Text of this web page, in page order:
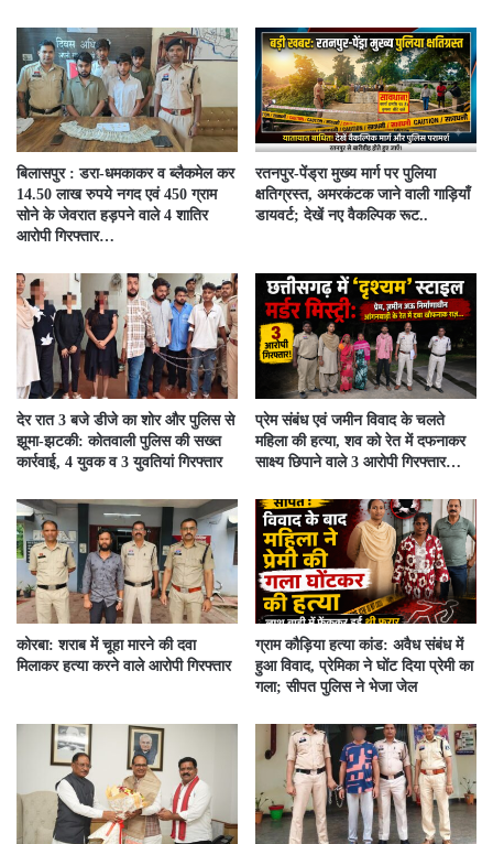
बिलासपुर : डरा-धमकाकर व ब्लैकमेल कर
14.50 लाख रुपये नगद एवं 450 ग्राम
सोने के जेवरात हड़पने वाले 4 शातिर
आरोपी गिरफ्तार…
रतनपुर-पेंड्रा मुख्य मार्ग पर पुलिया
क्षतिग्रस्त, अमरकंटक जाने वाली गाड़ियाँ
डायवर्ट; देखें नए वैकल्पिक रूट..
देर रात 3 बजे डीजे का शोर और पुलिस से
झूमा-झटकी: कोतवाली पुलिस की सख्त
कार्रवाई, 4 युवक व 3 युवतियां गिरफ्तार
प्रेम संबंध एवं जमीन विवाद के चलते
महिला की हत्या, शव को रेत में दफनाकर
साक्ष्य छिपाने वाले 3 आरोपी गिरफ्तार…
कोरबा: शराब में चूहा मारने की दवा
मिलाकर हत्या करने वाले आरोपी गिरफ्तार
ग्राम कौड़िया हत्या कांड: अवैध संबंध में
हुआ विवाद, प्रेमिका ने घोंट दिया प्रेमी का
गला; सीपत पुलिस ने भेजा जेल